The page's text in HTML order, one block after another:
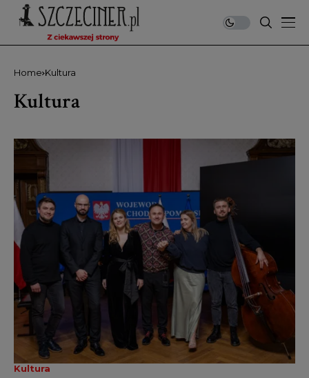
Home Kultura
Kultura
Kultura